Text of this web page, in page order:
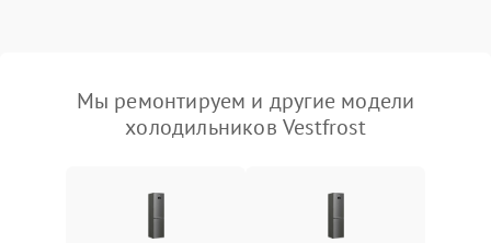
Мы ремонтируем и другие модели
холодильников Vestfrost